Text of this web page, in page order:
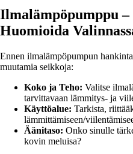
Ilmalämpöpumppu
Huomioida
Ennen ilmalämpöpumpun
muutamia seikkoja:
Koko ja Teho: Valitse
tarvittavaan lämmitys- ja
Käyttöalue: Tarkista,
lämmittämiseen/
Äänitaso: Onko sinulle
kovin meluisa?